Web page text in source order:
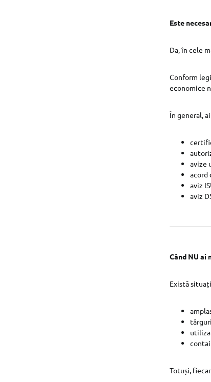
Este
Da, în cele
Conform
economice
În general,
avize
acord
aviz
aviz
Când NU ai
Există
Totuși,